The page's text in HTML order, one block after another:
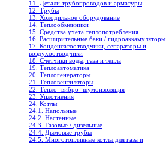
11. Детали трубопроводов и арматуры
12. Трубы
13. Холодильное oборудование
14. Теплообменники
15. Средства учета теплопотребления
16. Расширительные баки / гидроаккамуляторы
17. Конденсатоотводчики, сепараторы и
воздухоотводчики
18. Счетчики воды, газа и тепла
19. Теплоавтоматика
20. Теплогенераторы
21. Тепловентиляторы
22. Тепло- вибро- шумоизоляция
23. Уплотнения
24. Котлы
24.1. Напольные
24.2. Настенные
24.3. Газовые / дизельные
24.4. Дымовые трубы
24.5. Многотопливные котлы для газа и